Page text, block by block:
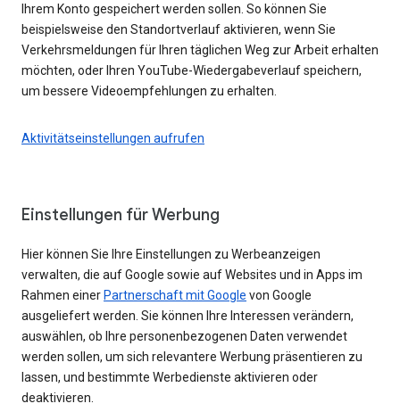
Ihrem Konto gespeichert werden sollen. So können Sie
beispielsweise den Standortverlauf aktivieren, wenn Sie
Verkehrsmeldungen für Ihren täglichen Weg zur Arbeit erhalten
möchten, oder Ihren YouTube-Wiedergabeverlauf speichern,
um bessere Videoempfehlungen zu erhalten.
Aktivitätseinstellungen aufrufen
Einstellungen für Werbung
Hier können Sie Ihre Einstellungen zu Werbeanzeigen
verwalten, die auf Google sowie auf Websites und in Apps im
Rahmen einer Partnerschaft mit Google von Google
ausgeliefert werden. Sie können Ihre Interessen verändern,
auswählen, ob Ihre personenbezogenen Daten verwendet
werden sollen, um sich relevantere Werbung präsentieren zu
lassen, und bestimmte Werbedienste aktivieren oder
deaktivieren.